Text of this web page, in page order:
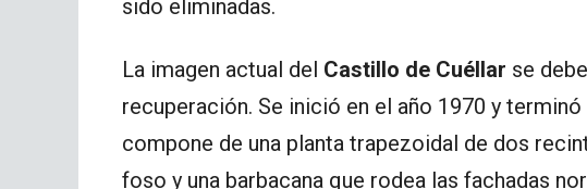
sido eliminadas.
La imagen actual del Castillo de Cuéllar se
recuperación. Se inició en el año 1970 y
compone de una planta trapezoidal de dos
foso y una barbacana que rodea las fachadas